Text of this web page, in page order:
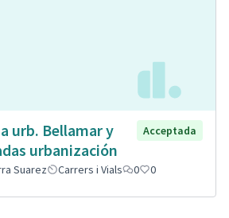
urb. Bellamar y
urbanización
Acceptada
Suarez Carrers i Vials 0 0